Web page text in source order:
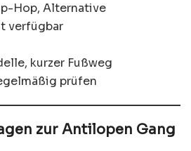
Hop, Alternative
verfügbar
kurzer Fußweg
prüfen
zur Antilopen Gang